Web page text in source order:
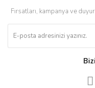
Fırsatları, kampanya ve